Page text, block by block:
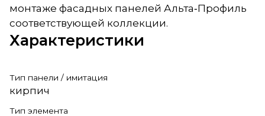
монтаже фасадных панелей Альта‑Профиль
соответствующей коллекции.
Характеристики
Тип панели / имитация
кирпич
Тип элемента